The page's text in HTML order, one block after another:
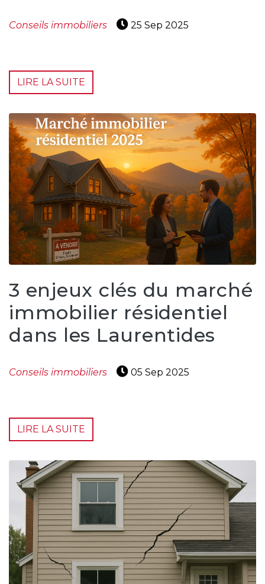
Conseils immobiliers 25 Sep 2025
LIRE LA SUITE
3 enjeux clés du marché
immobilier résidentiel
dans les Laurentides
Conseils immobiliers 05 Sep 2025
LIRE LA SUITE